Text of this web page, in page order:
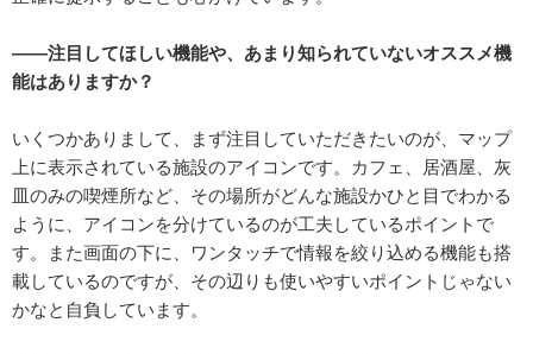
――注目してほしい機能や、あまり知られていないオススメ機
能はありますか？
いくつかありまして、まず注目していただきたいのが、マップ
上に表示されている施設のアイコンです。カフェ、居酒屋、灰
皿のみの喫煙所など、その場所がどんな施設かひと目でわかる
ように、アイコンを分けているのが工夫しているポイントで
す。また画面の下に、ワンタッチで情報を絞り込める機能も搭
載しているのですが、その辺りも使いやすいポイントじゃない
かなと自負しています。